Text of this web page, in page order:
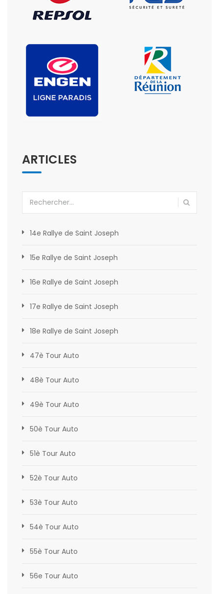
ARTICLES
Rechercher :
14e Rallye de Saint Joseph
15e Rallye de Saint Joseph
16e Rallye de Saint Joseph
17e Rallye de Saint Joseph
18e Rallye de Saint Joseph
47è Tour Auto
48è Tour Auto
49è Tour Auto
50è Tour Auto
51è Tour Auto
52è Tour Auto
53è Tour Auto
54è Tour Auto
55è Tour Auto
56e Tour Auto